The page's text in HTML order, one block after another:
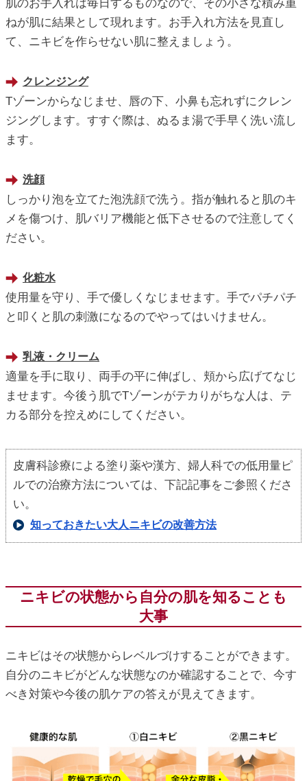
肌のお手入れは毎日するものなので、その小さな積み重
ねが肌に結果として現れます。お手入れ方法を見直し
て、ニキビを作らせない肌に整えましょう。
クレンジング
Tゾーンからなじませ、唇の下、小鼻も忘れずにクレン
ジングします。すすぐ際は、ぬるま湯で手早く洗い流し
ます。
洗顔
しっかり泡を立てた泡洗顔で洗う。指が触れると肌のキ
メを傷つけ、肌バリア機能と低下させるので注意してく
ださい。
化粧水
使用量を守り、手で優しくなじませます。手でパチパチ
と叩くと肌の刺激になるのでやってはいけません。
乳液・クリーム
適量を手に取り、両手の平に伸ばし、頬から広げてなじ
ませます。今後う肌でTゾーンがテカりがちな人は、テ
カる部分を控えめにしてください。
皮膚科診療による塗り薬や漢方、婦人科での低用量ピ
ルでの治療方法については、下記記事をご参照くださ
い。
知っておきたい大人ニキビの改善方法
ニキビの状態から自分の肌を知ることも
大事
ニキビはその状態からレベルづけすることができます。
自分のニキビがどんな状態なのか確認することで、今す
べき対策や今後の肌ケアの答えが見えてきます。